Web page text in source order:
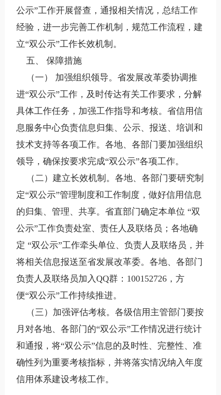
公示”工作开展督查，通报相关情况，总结工作
经验，进一步完善工作机制，规范工作流程，建
立“双公示”工作长效机制。
五、 保障措施
（一） 加强组织领导。省发展改革委协调推
进“双公示”工作，及时传达有关工作要求，分解
具体工作任务，加强工作指导和考核。省信用信
息服务中心负责信息归集、公示、报送、培训和
技术支持等各项工作。各地、各部门要加强组织
领导，确保按要求完成“双公示”各项工作。
（二）建立长效机制。各地、各部门要研究制
定“双公示”管理制度和工作制度，做好信用信息
的归集、管理、共享。省直部门确定本单位 “双
公示”工作负责处室、责任人及联络员；各地确
定 “双公示”工作牵头单位、负责人及联络员，并
将相关信息报送至省发展改革委。各地、各部门
负责人及联络员加入QQ群：100152726，方
便“双公示”工作持续推进。
（三）加强评估考核。各级信用主管部门要按
月对各地、各部门的“双公示”工作情况进行统计
和通报，将“双公示”信息的及时性、完整性、准
确性列为重要考核指标，并将落实情况纳入年度
信用体系建设考核工作。